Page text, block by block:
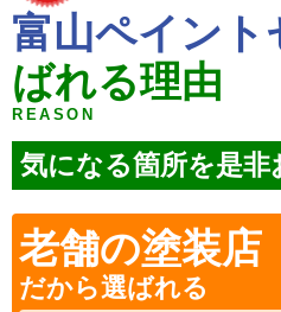
富山ペイント
ばれる理由
REASON
気になる箇所を是非
老舗の塗装店
だから選ばれる